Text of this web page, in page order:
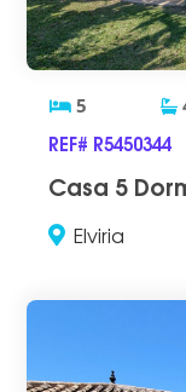
5
REF# R5450344
Casa 5
Elviria